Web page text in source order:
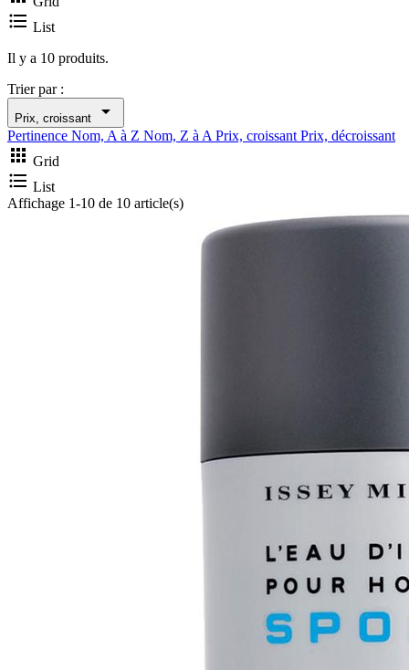
 List
Il y a 10 produits.
Trier par :
Prix, croissant 
Pertinence Nom, A à Z Nom, Z à A Prix, croissant Prix, décroissant
 Grid
 List
Affichage 1-10 de 10 article(s)